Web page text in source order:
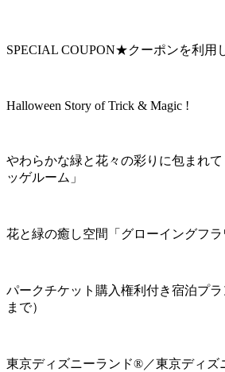
SPECIAL COUPON★クーポンを利用
Halloween Story of Trick & Magic !
やわらかな緑と花々の彩りに包まれ
ッゲルーム」
花と緑の癒し空間「グローイングフラ
パークチケット購入権利付き宿泊プラ
まで）
東京ディズニーランド®／東京ディズ